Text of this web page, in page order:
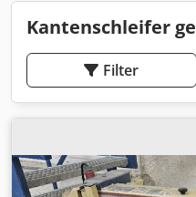
Kantenschleifer
Filter